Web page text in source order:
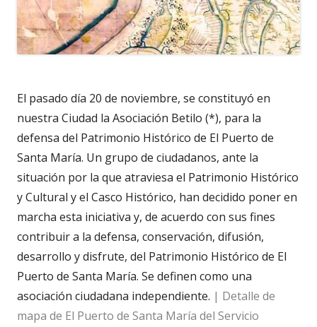
El pasado día 20 de noviembre, se constituyó en
nuestra Ciudad la Asociación Betilo (*), para la
defensa del Patrimonio Histórico de El Puerto de
Santa María. Un grupo de ciudadanos, ante la
situación por la que atraviesa el Patrimonio Histórico
y Cultural y el Casco Histórico, han decidido poner en
marcha esta iniciativa y, de acuerdo con sus fines
contribuir a la defensa, conservación, difusión,
desarrollo y disfrute, del Patrimonio Histórico de El
Puerto de Santa María. Se definen como una
asociación ciudadana independiente. | Detalle de
mapa de El Puerto de Santa María del Servicio